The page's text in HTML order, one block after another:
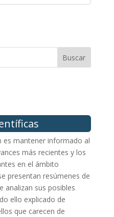
Buscar
es mantener informado al
más recientes y los
en el ámbito
presentan resúmenes de
analizan sus posibles
ello explicado de
que carecen de